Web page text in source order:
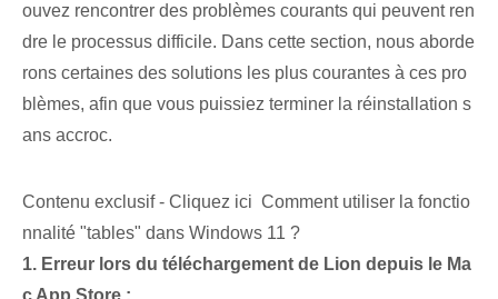
ouvez rencontrer des problèmes courants qui peuvent ren
dre le processus difficile. Dans cette section, nous aborde
rons certaines des solutions les plus courantes à ces pro
blèmes, afin que vous puissiez terminer la réinstallation s
ans accroc.
Contenu exclusif - Cliquez ici Comment utiliser la fonctio
nnalité "tables" dans Windows 11 ?
1. Erreur lors du téléchargement de Lion depuis le Ma